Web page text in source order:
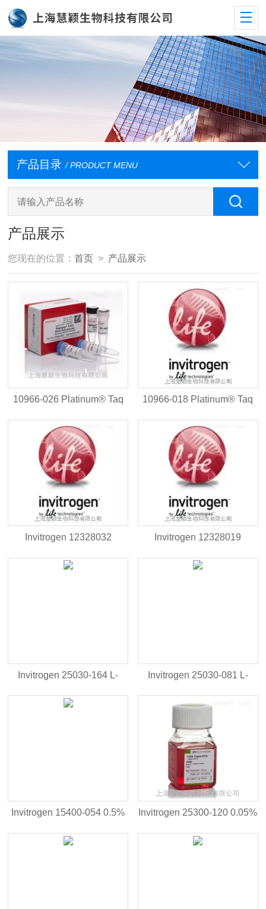
产品目录 / PRODUCT MENU
产品展示
您现在的位置：首页 > 产品展示
10966-026 Platinum® Taq
DNA Polymerase
10966-018 Platinum® Taq
DNA Polymerase
Invitrogen 12328032
CLONED AMV FIRST
Invitrogen 12328019
CLONED AMV RT, 750U
Invitrogen 25030-164 L-
Glutamine 200 mM
Invitrogen 25030-081 L-
Glutamine, 200 mM
Invitrogen 15400-054 0.5%
Trypsin-EDTA （10X）
Invitrogen 25300-120 0.05%
Trypsin（1X）